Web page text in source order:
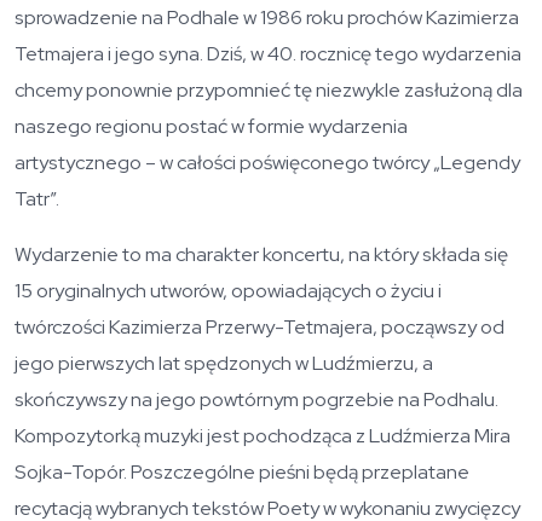
sprowadzenie na Podhale w 1986 roku prochów Kazimierza
Tetmajera i jego syna. Dziś, w 40. rocznicę tego wydarzenia
chcemy ponownie przypomnieć tę niezwykle zasłużoną dla
naszego regionu postać w formie wydarzenia
artystycznego – w całości poświęconego twórcy „Legendy
Tatr”.
Wydarzenie to ma charakter koncertu, na który składa się
15 oryginalnych utworów, opowiadających o życiu i
twórczości Kazimierza Przerwy-Tetmajera, począwszy od
jego pierwszych lat spędzonych w Ludźmierzu, a
skończywszy na jego powtórnym pogrzebie na Podhalu.
Kompozytorką muzyki jest pochodząca z Ludźmierza Mira
Sojka-Topór. Poszczególne pieśni będą przeplatane
recytacją wybranych tekstów Poety w wykonaniu zwycięzcy